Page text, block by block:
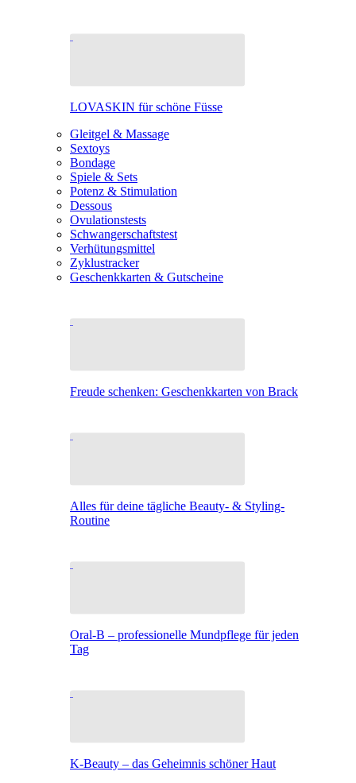
LOVASKIN für schöne Füsse
Gleitgel & Massage
Sextoys
Bondage
Spiele & Sets
Potenz & Stimulation
Dessous
Ovulationstests
Schwangerschaftstest
Verhütungsmittel
Zyklustracker
Geschenkkarten & Gutscheine
Freude schenken: Geschenkkarten von Brack
Alles für deine tägliche Beauty- & Styling-
Routine
Oral-B – professionelle Mundpflege für jeden
Tag
K-Beauty – das Geheimnis schöner Haut